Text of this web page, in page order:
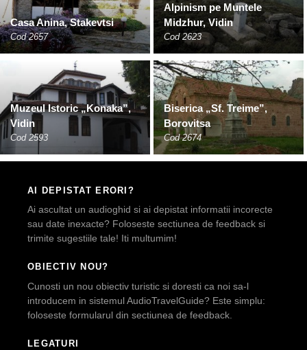
Casa Anina, Stakevtsi
Cod 2657
Alpinism pe Muntele
Midzhur, Vidin
Cod 2623
Muzeul Istoric „Konaka”,
Vidin
Cod 2593
Biserica „Sf. Treime”,
Borovitsa
Cod 2674
AI DEPISTAT ERORI?
Ai ascultat un audioghid si ai depistat informatii incorecte
sau date inexacte? Foloseste sectiunea de feedback si
trimite sugestiile tale! Iti multumim!
OBIECTIV NOU?
Cunosti un nou obiectiv turistic si doresti ca noi sa-l
introducem in sistemul AudioTravelGuide? Este simplu:
foloseste formularul din sectiunea de feedback.
LEGATURI